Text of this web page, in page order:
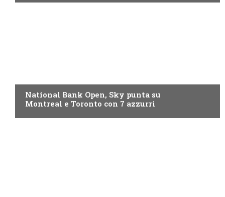
National Bank Open, Sky punta su
Montreal e Toronto con 7 azzurri